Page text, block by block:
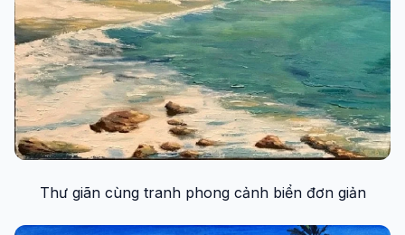
Thư giãn cùng tranh phong cảnh biển đơn giản